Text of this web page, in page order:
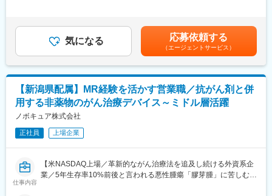
■同社の特色：
１、民間のシンクタンクの調査では、整形外科向けセラミックス
２、入社と同時に有給休暇を比例付与し積極的な取得を推奨。社
員の産休育休取得率および復職率は契約社員を含め100％。
３、従業員からのアイデアや提案を賞賛。主体性のある方はやり
がいを感じられます。
４、社内は社長、副社長問わず「さん」付けで呼び合う風通しの
良い風土があり、これまでの新卒社員の定着率は9割超と勤務しや
すい風土が整っています。
５、開発・製造～販売まで全て自社にて一気通貫で行っていま
す。
【求人ポイント◎】
■未経験の方も歓迎です。異業種・営業未経験から入社された方も
■成績等に応じて若くしてのキャリアアップが可能です。(30代で
の支店長登用実績多数あり)
■固定給に加え、販売実績に応じたインセンティブ制度がありま
す。
全体平均で年間約50万円の支給実績があり、成果に応じてさらに
高収入を目指すことも可能です。
入社後すぐに数字を任せるのではなく、研修・同行を経て段階的
に目標を持っていただきます。
■転勤は基本的にありません。(管理職になった場合、打診可能性
はありますが意向に沿います。)
＞有＜残業手当＞有＜給与補足＞■固定給に加え、販売実績に応じ
たインセンティブ制度があります。■昇給年１回■賞与：年2回（7
月・12月）基本給の3ヶ月分程度を想定賃金はあくまでも目安の
金額であり、選考を通じて上下する可能性があります。月給(月額)
は固定手当を含めた表記です。
気になる 応募依頼する
（エージェントサービス）
【新潟県配属】MR経験を活かす営業職／抗がん剤と併
用する非薬物のがん治療デバイス～ミドル層活躍
ノボキュア株式会社
正社員 上場企業
仕事内容
【米NASDAQ上場／革新的ながん治療法を追及し続ける外資系企
業／5年生存率10%前後と言われる悪性腫瘍「膠芽腫」に苦しむ患